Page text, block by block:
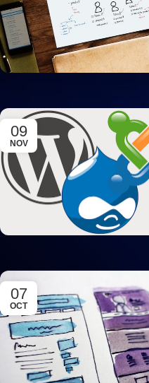
09
NOV
07
OCT